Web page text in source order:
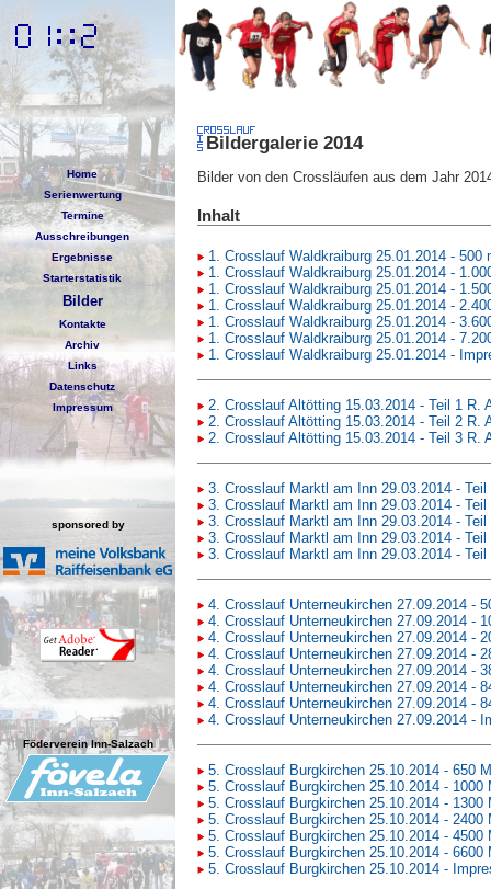
Home
Serienwertung
Termine
Ausschreibungen
Ergebnisse
Starterstatistik
Bilder
Kontakte
Archiv
Links
Datenschutz
Impressum
sponsored by
Föderverein Inn-Salzach
Bildergalerie 2014
Bilder von den Crossläufen aus dem Jahr
Inhalt
1. Crosslauf Waldkraiburg 25.01.2014 - 500
1. Crosslauf Waldkraiburg 25.01.2014 -
1. Crosslauf Waldkraiburg 25.01.2014 -
1. Crosslauf Waldkraiburg 25.01.2014 -
1. Crosslauf Waldkraiburg 25.01.2014 -
1. Crosslauf Waldkraiburg 25.01.2014 -
1. Crosslauf Waldkraiburg 25.01.2014 -
2. Crosslauf Altötting 15.03.2014 - Teil 1 R.
2. Crosslauf Altötting 15.03.2014 - Teil 2 R.
2. Crosslauf Altötting 15.03.2014 - Teil 3 R.
3. Crosslauf Marktl am Inn 29.03.2014 -
3. Crosslauf Marktl am Inn 29.03.2014 -
3. Crosslauf Marktl am Inn 29.03.2014 -
3. Crosslauf Marktl am Inn 29.03.2014 -
3. Crosslauf Marktl am Inn 29.03.2014 -
4. Crosslauf Unterneukirchen 27.09.2014 -
4. Crosslauf Unterneukirchen 27.09.2014 -
4. Crosslauf Unterneukirchen 27.09.2014 -
4. Crosslauf Unterneukirchen 27.09.2014 -
4. Crosslauf Unterneukirchen 27.09.2014 -
4. Crosslauf Unterneukirchen 27.09.2014 -
4. Crosslauf Unterneukirchen 27.09.2014 -
4. Crosslauf Unterneukirchen 27.09.2014 -
5. Crosslauf Burgkirchen 25.10.2014 - 650
5. Crosslauf Burgkirchen 25.10.2014 - 1000
5. Crosslauf Burgkirchen 25.10.2014 - 1300
5. Crosslauf Burgkirchen 25.10.2014 - 2400
5. Crosslauf Burgkirchen 25.10.2014 - 4500
5. Crosslauf Burgkirchen 25.10.2014 - 6600
5. Crosslauf Burgkirchen 25.10.2014 -